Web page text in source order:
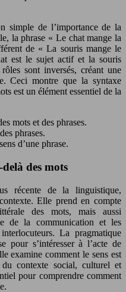
simple de l’importance de la
la phrase « Le chat mange la
de « La souris mange le
est le sujet actif et la souris
sont inversés, créant une
Ceci montre que la syntaxe
est un élément essentiel de la
mots et des phrases.
phrases.
d’une phrase.
des mots
récente de la linguistique,
Elle prend en compte
des mots, mais aussi
de la communication et les
La pragmatique
pour s’intéresser à l’acte de
examine comment le sens est
contexte social, culturel et
pour comprendre comment